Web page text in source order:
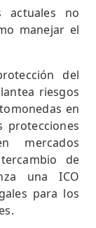
actuales no
manejar el
del
riesgos
en
protecciones
mercados
de
una ICO
para los